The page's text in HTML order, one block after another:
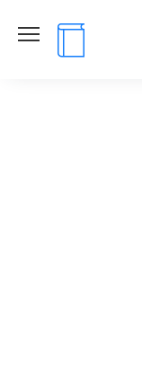
содержанию